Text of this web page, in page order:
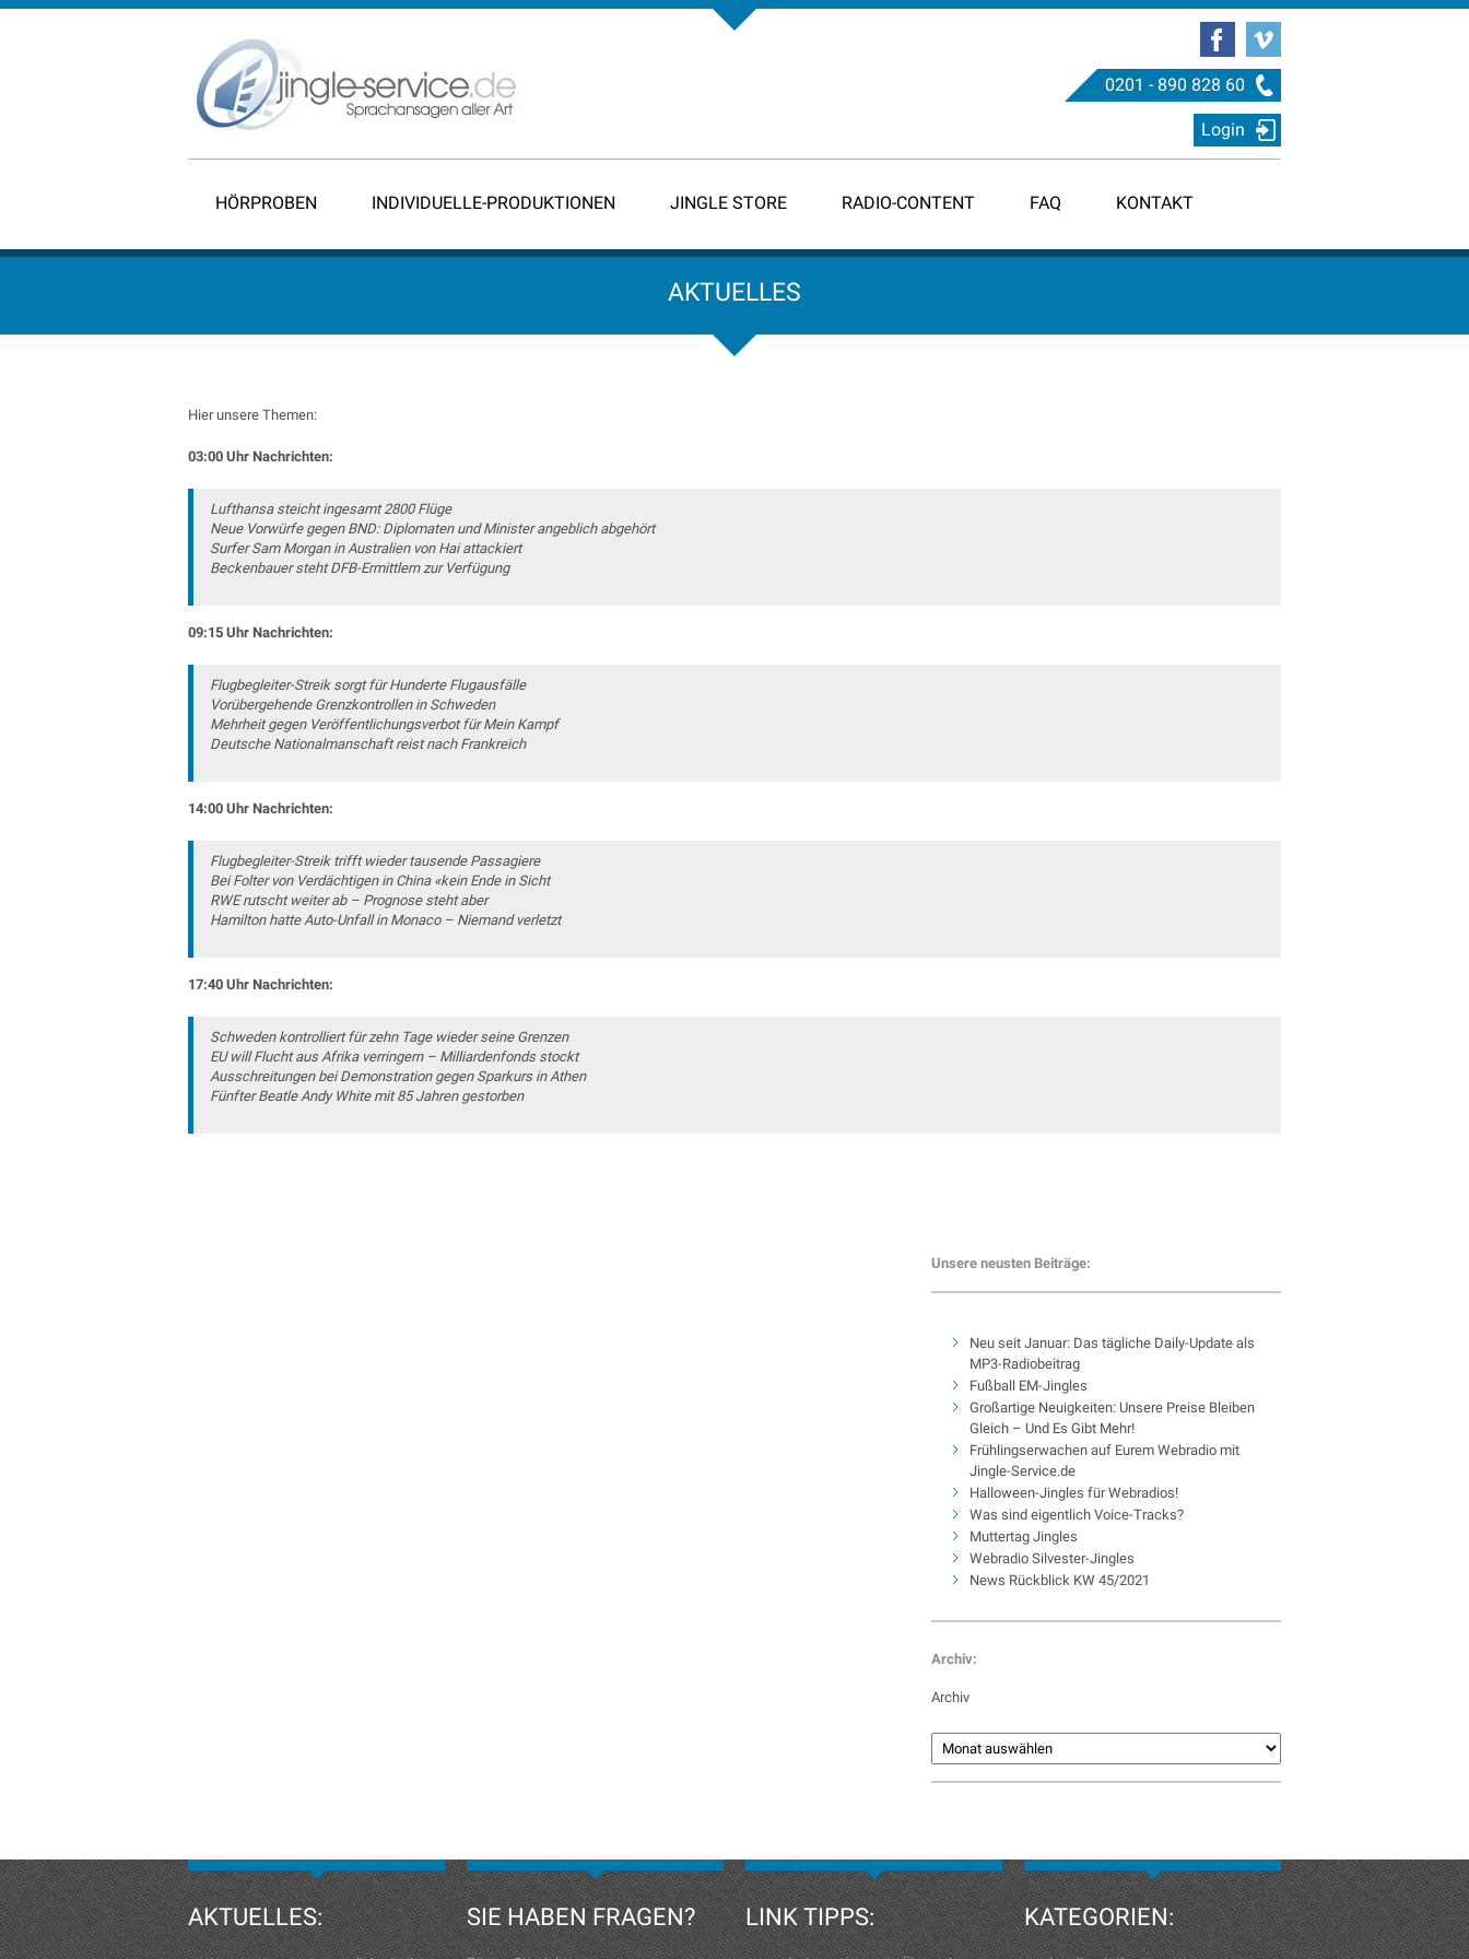
0201 - 890 828 60
Login
HÖRPROBEN INDIVIDUELLE-PRODUKTIONEN JINGLE STORE RADIO-CONTENT FAQ KONTAKT
AKTUELLES
Hier unsere Themen:
03:00 Uhr Nachrichten:
Lufthansa steicht ingesamt 2800 Flüge
Neue Vorwürfe gegen BND: Diplomaten und Minister angeblich abgehört
Surfer Sam Morgan in Australien von Hai attackiert
Beckenbauer steht DFB-Ermittlern zur Verfügung
09:15 Uhr Nachrichten:
Flugbegleiter-Streik sorgt für Hunderte Flugausfälle
Vorübergehende Grenzkontrollen in Schweden
Mehrheit gegen Veröffentlichungsverbot für Mein Kampf
Deutsche Nationalmanschaft reist nach Frankreich
14:00 Uhr Nachrichten:
Flugbegleiter-Streik trifft wieder tausende Passagiere
Bei Folter von Verdächtigen in China «kein Ende in Sicht
RWE rutscht weiter ab – Prognose steht aber
Hamilton hatte Auto-Unfall in Monaco – Niemand verletzt
17:40 Uhr Nachrichten:
Schweden kontrolliert für zehn Tage wieder seine Grenzen
EU will Flucht aus Afrika verringern – Milliardenfonds stockt
Ausschreitungen bei Demonstration gegen Sparkurs in Athen
Fünfter Beatle Andy White mit 85 Jahren gestorben
Unsere neusten Beiträge:
Neu seit Januar: Das tägliche Daily-Update als
MP3-Radiobeitrag
Fußball EM-Jingles
Großartige Neuigkeiten: Unsere Preise Bleiben
Gleich – Und Es Gibt Mehr!
Frühlingserwachen auf Eurem Webradio mit
Jingle-Service.de
Halloween-Jingles für Webradios!
Was sind eigentlich Voice-Tracks?
Muttertag Jingles
Webradio Silvester-Jingles
News Rückblick KW 45/2021
Archiv:
Archiv
AKTUELLES: SIE HABEN FRAGEN? LINK TIPPS: KATEGORIEN: